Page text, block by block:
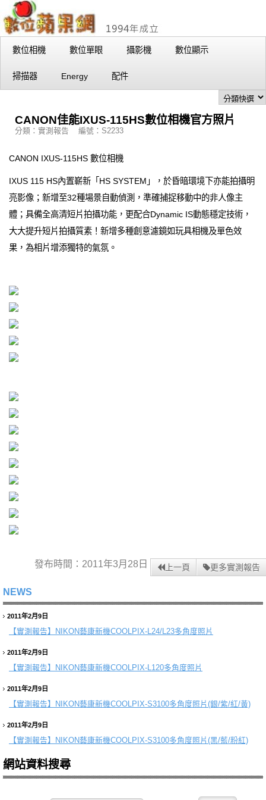
數位相機 數位單眼 攝影機 數位顯示
掃描器 Energy 配件
CANON佳能IXUS-115HS數位相機官方照片
分類：實測報告 編號：S2233
CANON IXUS-115HS 數位相機
IXUS 115 HS內置嶄新「HS SYSTEM」，於昏暗環境下亦能拍攝明
亮影像；新增至32種場景自動偵測，準確捕捉移動中的非人像主
體；具備全高清短片拍攝功能，更配合Dynamic IS動態穩定技術，
大大提升短片拍攝質素！新增多種創意濾鏡如玩具相機及單色效
果，為相片增添獨特的氣氛。
發布時間：2011年3月28日 上一頁 更多實測報告
NEWS
2011年2月9日
【實測報告】 NIKON藝康新機COOLPIX-L24/L23多角度照片
2011年2月9日
【實測報告】 NIKON藝康新機COOLPIX-L120多角度照片
2011年2月9日
【實測報告】 NIKON藝康新機COOLPIX-S3100多角度照片(銀/紫/紅/黃)
2011年2月9日
【實測報告】 NIKON藝康新機COOLPIX-S3100多角度照片(黑/藍/粉紅)
網站資料搜尋